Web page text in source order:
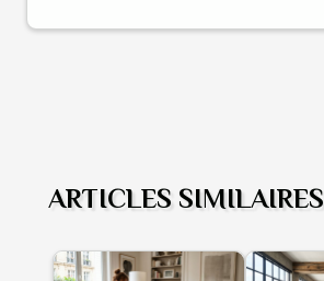
ARTICLES SIMILAIRES